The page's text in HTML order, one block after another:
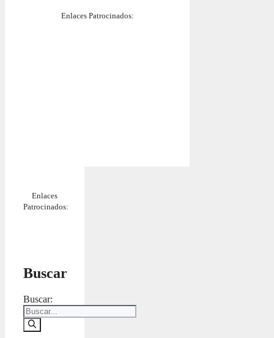
Enlaces Patrocinados:
Enlaces
Patrocinados:
Buscar
Buscar: